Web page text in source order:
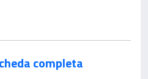
completa